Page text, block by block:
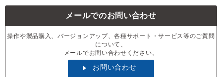
メールでのお問い合わせ
操作や製品購入、バージョンアップ、各種サポート・サービス等のご質問
について、
メールでお問い合わせください。
お問い合わせ